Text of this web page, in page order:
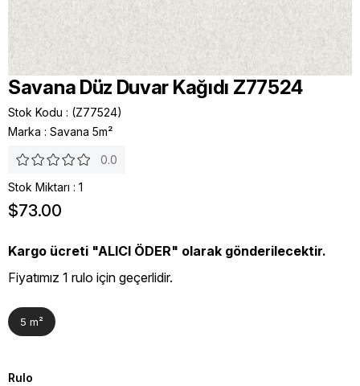
Savana Düz Duvar Kağıdı Z77524
Stok Kodu
(Z77524)
Marka : Savana 5m²
0.0
Stok Miktarı : 1
$73.00
Kargo ücreti "ALICI ÖDER" olarak gönderilecektir.
Fiyatımız 1 rulo için geçerlidir.
5 m²
Rulo